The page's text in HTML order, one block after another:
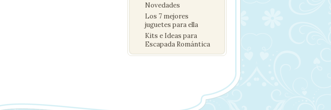
Novedades
Los 7 mejores
juguetes para ella
Kits e Ideas para
Escapada Romántica